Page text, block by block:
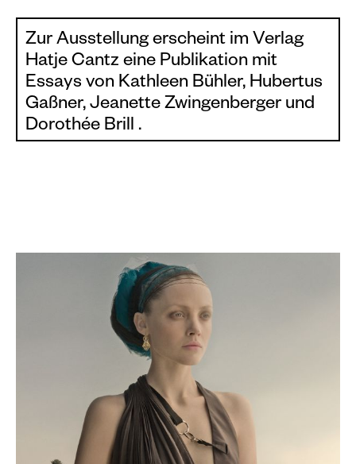
Zur Ausstellung erscheint im Verlag
Hatje Cantz eine Publikation mit
Essays von Kathleen Bühler, Hubertus
Gaßner, Jeanette Zwingenberger und
Dorothée Brill .